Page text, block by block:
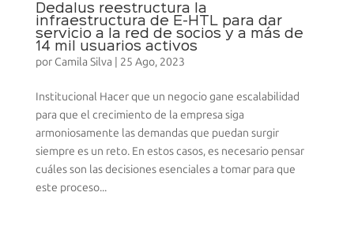
Dedalus reestructura la
infraestructura de E-HTL para dar
servicio a la red de socios y a más de
14 mil usuarios activos
por Camila Silva 25 Ago, 2023
Institucional Hacer que un negocio gane escalabilidad
para que el crecimiento de la empresa siga
armoniosamente las demandas que puedan surgir
siempre es un reto. En estos casos, es necesario pensar
cuáles son las decisiones esenciales a tomar para que
este proceso...